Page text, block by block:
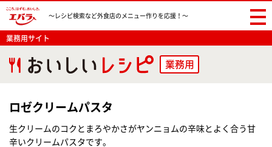
〜レシピ検索など外食店のメニュー作りを応援！〜
業務用サイト
業務用
ロゼクリームパスタ
生クリームのコクとまろやかさがヤンニョムの辛味とよく合う甘
辛いクリームパスタです。